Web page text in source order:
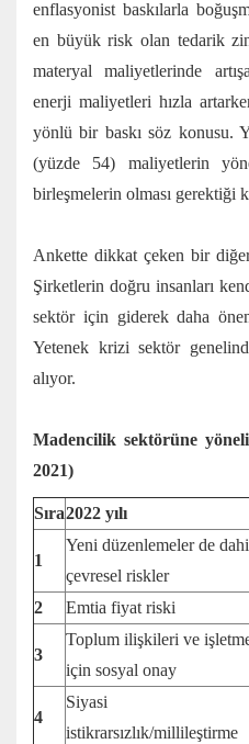
enflasyonist baskılarla
en büyük risk olan tedarik
materyal maliyetlerinde
enerji maliyetleri hızla
yönlü bir baskı söz konusu.
(yüzde 54) maliyetlerin
birleşmelerin olması gerektiği
Ankette dikkat çeken bir
Şirketlerin doğru insanları
sektör için giderek daha
Yetenek krizi sektör
alıyor.
Madencilik sektörüne
2021)
Sıra2022 yılı
1
Yeni düzenlemeler de
çevresel riskler
2 Emtia fiyat riski
3
Toplum ilişkileri ve
için sosyal onay
4
Siyasi
istikrarsızlık/millileştirme